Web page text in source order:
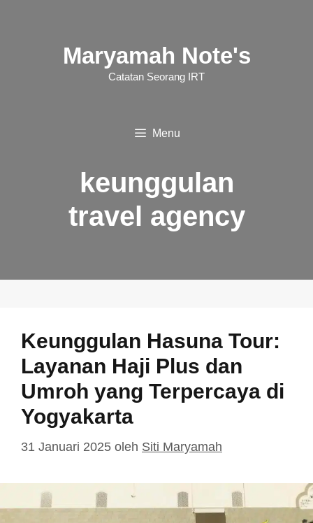
Maryamah Note's
Catatan Seorang IRT
Menu
keunggulan
travel agency
Keunggulan Hasuna Tour:
Layanan Haji Plus dan
Umroh yang Terpercaya di
Yogyakarta
31 Januari 2025 oleh Siti Maryamah